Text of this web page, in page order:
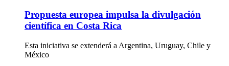
Propuesta europea impulsa la divulgación
científica en Costa Rica
Esta iniciativa se extenderá a Argentina, Uruguay, Chile y
México